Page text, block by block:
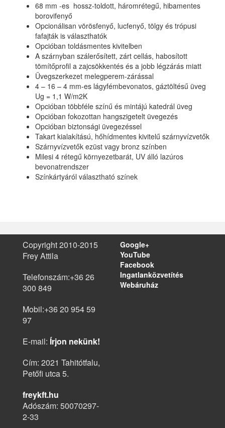
68 mm -es hossz-toldott, háromrétegű, hibamentes
borovifenyő
Opcionálisan vörösfenyő, lucfenyő, tölgy és trópusi
fafajták is választhatók
Opcióban toldásmentes kivitelben
A szárnyban szálerősített, zárt cellás, habosított
tömítőprofil a zajcsökkentés és a jobb légzárás miatt
Üvegszerkezet melegperem-zárással
4 – 16 – 4 mm-es lágyfémbevonatos, gáztöltésű üveg
Ug = 1,1 W/m2K
Opcióban többféle színű és mintájú katedrál üveg
Opcióban fokozottan hangszigetelt üvegezés
Opcióban biztonsági üvegezéssel
Takart kialakítású, hőhídmentes kivitelű szárnyvízvetők
Szárnyvízvetők ezüst vagy bronz színben
Milesi 4 rétegű környezetbarát, UV álló lazúros
bevonatrendszer
Színkártyáról választható színek
Copyright 2010-2015
Frey Attila
Telefonszám:+36 26
300 849
Mobil:+36 20 954 59
97
E-mail: Írjon nekünk!
Cím: 2021 Tahitótfalu,
Petőfi utca 5.
freykft.hu
Adószám: 50070297-
2-33
Google+
YouTube
Facebook
Ingatlanközvetítés
Webáruház